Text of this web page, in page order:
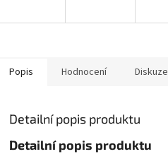
Popis Hodnocení Diskuze
Detailní popis produktu
Detailní popis produktu